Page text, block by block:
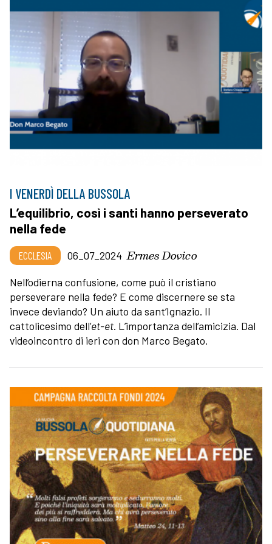
I VENERDÌ DELLA BUSSOLA
L’equilibrio, così i santi hanno perseverato
nella fede
ECCLESIA 06_07_2024 Ermes Dovico
Nell’odierna confusione, come può il cristiano
perseverare nella fede? E come discernere se sta
invece deviando? Un aiuto da sant’Ignazio. Il
cattolicesimo dell’et-et. L’importanza dell’amicizia. Dal
videoincontro di ieri con don Marco Begato.